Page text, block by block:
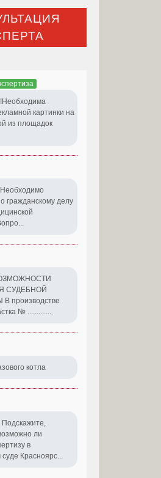
картинки на
из площадок
гражданскому делу
СУДЕБНОЙ
производстве
№ .............
котла
ли
в
Красноярс...